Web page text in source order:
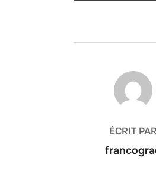
AUTEUR DE LA
ÉCRIT PAR